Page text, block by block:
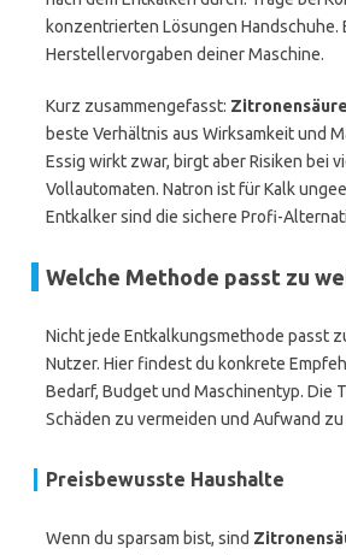
konzentrierten Lösungen Handschuhe.
Herstellervorgaben deiner Maschine.
Kurz zusammengefasst:
beste Verhältnis aus Wirksamkeit und
Essig wirkt zwar, birgt aber Risiken bei
Vollautomaten. Natron ist für Kalk
Entkalker sind die sichere Profi-
Welche Methode passt zu
Nicht jede Entkalkungsmethode passt
Nutzer. Hier findest du konkrete
Bedarf, Budget und Maschinentyp. Die
Schäden zu vermeiden und Aufwand
Preisbewusste Haushalte
Wenn du sparsam bist, sind